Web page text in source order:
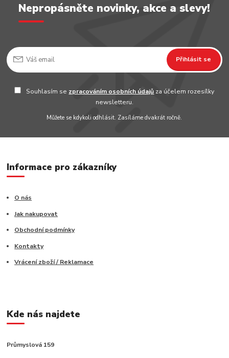
Nepropásněte novinky, akce a slevy!
Přihlásit se
Souhlasím se zpracováním osobních údajů za účelem rozesílky
newsletteru.
Můžete se kdykoli odhlásit. Zasíláme dvakrát ročně.
Informace pro zákazníky
O nás
Jak nakupovat
Obchodní podmínky
Kontakty
Vrácení zboží / Reklamace
Kde nás najdete
Průmyslová 159